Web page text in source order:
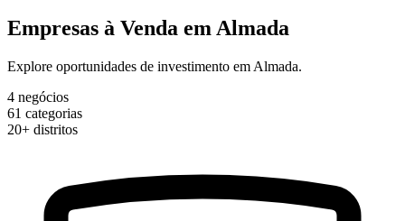
Empresas à Venda em Almada
Explore oportunidades de investimento em Almada.
4 negócios
61 categorias
20+ distritos